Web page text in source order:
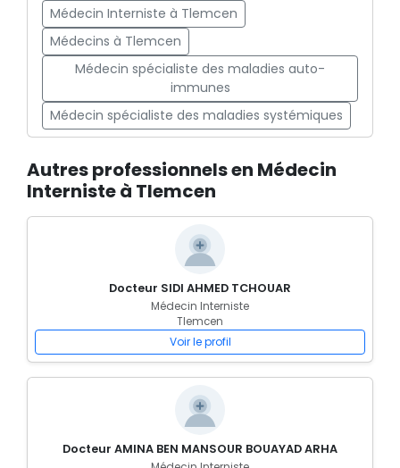
Médecin Interniste à Tlemcen
Médecins à Tlemcen
Médecin spécialiste des maladies auto-
immunes
Médecin spécialiste des maladies systémiques
Autres professionnels en Médecin
Interniste à Tlemcen
Docteur SIDI AHMED TCHOUAR
Médecin Interniste
Tlemcen
Voir le profil
Docteur AMINA BEN MANSOUR BOUAYAD ARHA